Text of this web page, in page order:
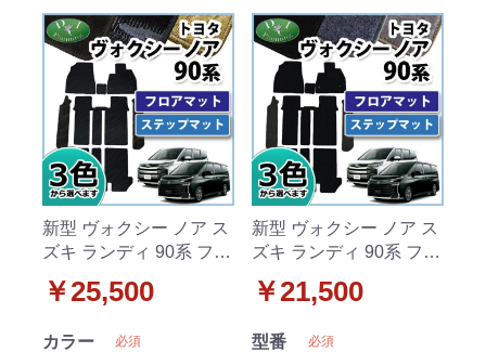
新型 ヴォクシー ノア ス
ズキ ランディ 90系 フロ
プマット 織柄シリーズ
￥25,500
カラー 必須
新型 ヴォクシー ノア ス
ズキ ランディ 90系 フロ
プマット DXシリーズ 社
￥21,500
型番 必須